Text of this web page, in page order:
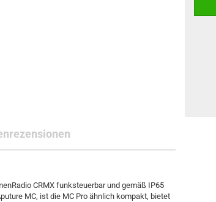
CRMX funksteuerbar und gemäß IP65
MC, ist die MC Pro ähnlich kompakt, bietet